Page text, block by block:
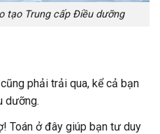
tạo Trung cấp Điều dưỡng
phải trải qua, kể cả bạn
dưỡng.
Toán ở đây giúp bạn tư duy